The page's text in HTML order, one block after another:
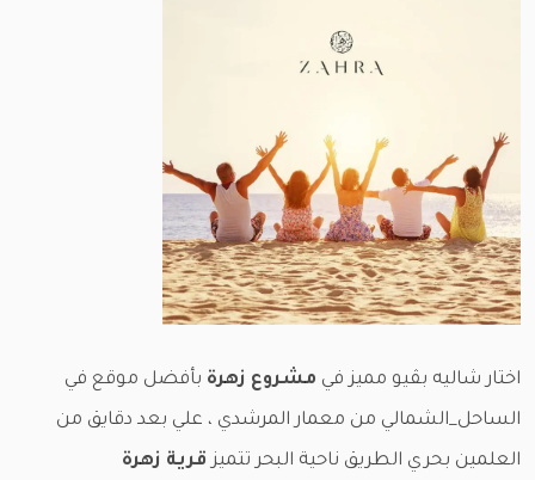
اختار شاليه بڤيو مميز في مشروع زهرة بأفضل موقع في
الساحل_الشمالي من معمار المرشدي ، علي بعد دقايق من
العلمين بحري الطريق⁩ ناحية البحر تتميز قرية زهرة